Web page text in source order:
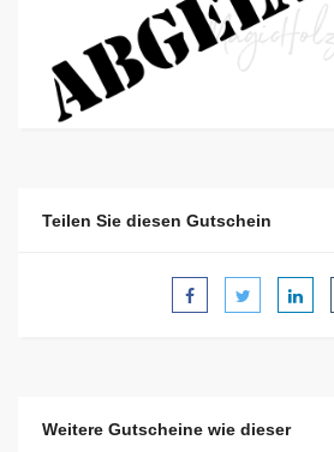
Teilen Sie diesen Gutschein
Weitere Gutscheine wie dieser